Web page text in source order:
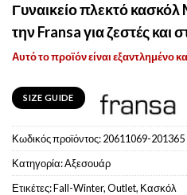
Γυναικείο πλεκτό
την Fransa για ζεστές και
Αυτό το προϊόν είναι εξαντλημένο
SIZE GUIDE
Κωδικός προϊόντος:20611069-201365
Κατηγορία:Αξεσουάρ
Ετικέτες:Fall-Winter,Outlet, Κασκόλ